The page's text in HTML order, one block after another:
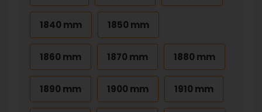
1840 mm 1850 mm
1860 mm 1870 mm 1880 mm
1890 mm 1900 mm 1910 mm